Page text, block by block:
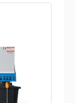
idraulica
regolati